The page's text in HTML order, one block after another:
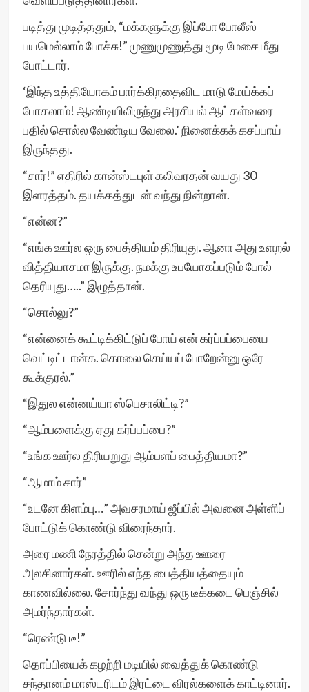
படித்து முடித்ததும், “மக்களுக்கு இப்போ போலீஸ்
பயமெல்லாம் போச்சு!” முணுமுணுத்து மூடி மேசை மீது
போட்டார்.
‘இந்த உத்தியோகம் பார்க்கிறதைவிட மாடு மேய்க்கப்
போகலாம்! ஆண்டியிலிருந்து அரசியல் ஆட்கள்வரை
பதில் சொல்ல வேண்டிய வேலை.’ நினைக்கக் கசப்பாய்
இருந்தது.
“சார்!” எதிரில் கான்ஸ்டபுள் கலிவரதன் வயது 30
இளரத்தம். தயக்கத்துடன் வந்து நின்றான்.
“என்ன?”
“எங்க ஊர்ல ஒரு பைத்தியம் திரியுது. ஆனா அது உளறல்
வித்தியாசமா இருக்கு. நமக்கு உபயோகப்படும் போல்
தெரியுது…..” இழுத்தான்.
“சொல்லு?”
“என்னைக் கூட்டிக்கிட்டுப் போய் என் கர்ப்பப்பையை
வெட்டிட்டான்க. கொலை செய்யப் போறேன்னு ஒரே
கூக்குரல்.”
“இதுல என்னய்யா ஸ்பெசாலிட்டி?”
“ஆம்பளைக்கு ஏது கர்ப்பப்பை?”
“உங்க ஊர்ல திரியறுது ஆம்பளப் பைத்தியமா?”
“ஆமாம் சார்”
“உடனே கிளம்பு…” அவசரமாய் ஜீப்பில் அவனை அள்ளிப்
போட்டுக் கொண்டு விரைந்தார்.
அரை மணி நேரத்தில் சென்று அந்த ஊரை
அலசினார்கள். ஊரில் எந்த பைத்தியத்தையும்
காணவில்லை. சோர்ந்து வந்து ஒரு டீக்கடை பெஞ்சில்
அமர்ந்தார்கள்.
“ரெண்டு டீ!”
தொப்பியைக் கழற்றி மடியில் வைத்துக் கொண்டு
சந்தானம் மாஸ்டரிடம் இரட்டை விரல்களைக் காட்டினார்.